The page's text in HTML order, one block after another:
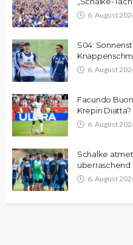
6. August
S04:
6. August
Facundo
Krepin Diatta?
6. August
Schalke
überraschend
6. August